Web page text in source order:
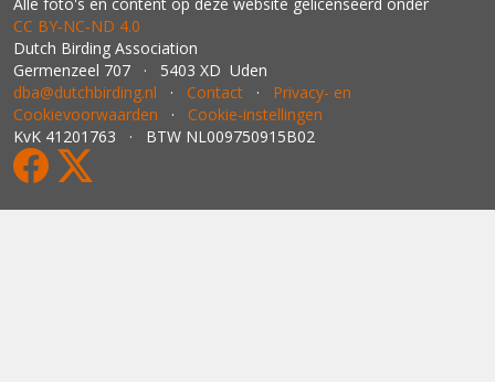
CC BY‑NC‑ND 4.0
Dutch Birding Association
Germenzeel 707 · 5403 XD Uden
dba@dutchbirding.nl · Contact · Privacy- en
Cookievoorwaarden · Cookie-instellingen
KvK 41201763 · BTW NL009750915B02